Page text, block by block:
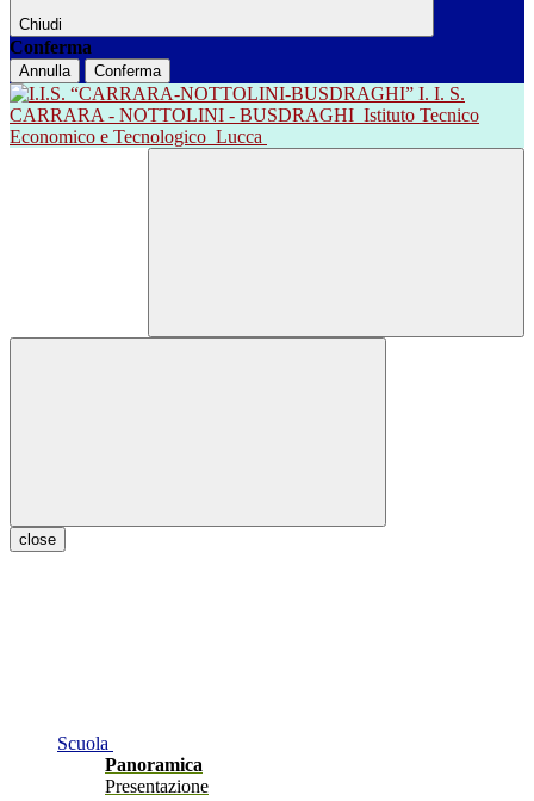
Chiudi
Conferma
Annulla Conferma
I. I. S.
CARRARA - NOTTOLINI - BUSDRAGHI Istituto Tecnico
Economico e Tecnologico Lucca
close
Scuola
Panoramica
Presentazione